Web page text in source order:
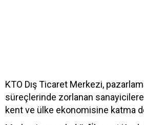
KTO Dış Ticaret Merkezi,
süreçlerinde zorlanan
kent ve ülke ekonomisine katma